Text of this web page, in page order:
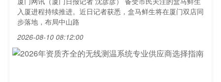
入厦进程持续推进。近日记者获悉，盒马鲜生将在厦门双店同
步落地，布局中山路
2026-08-10 08:12:00